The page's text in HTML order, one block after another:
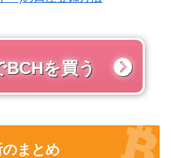
を買う
まとめ